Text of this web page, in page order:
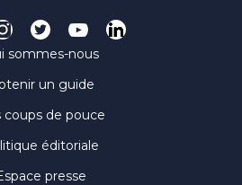
sommes-nous
un guide
coups de pouce
éditoriale
presse